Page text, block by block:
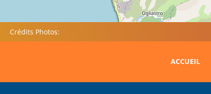
Crédits Photos:
ACCUEIL